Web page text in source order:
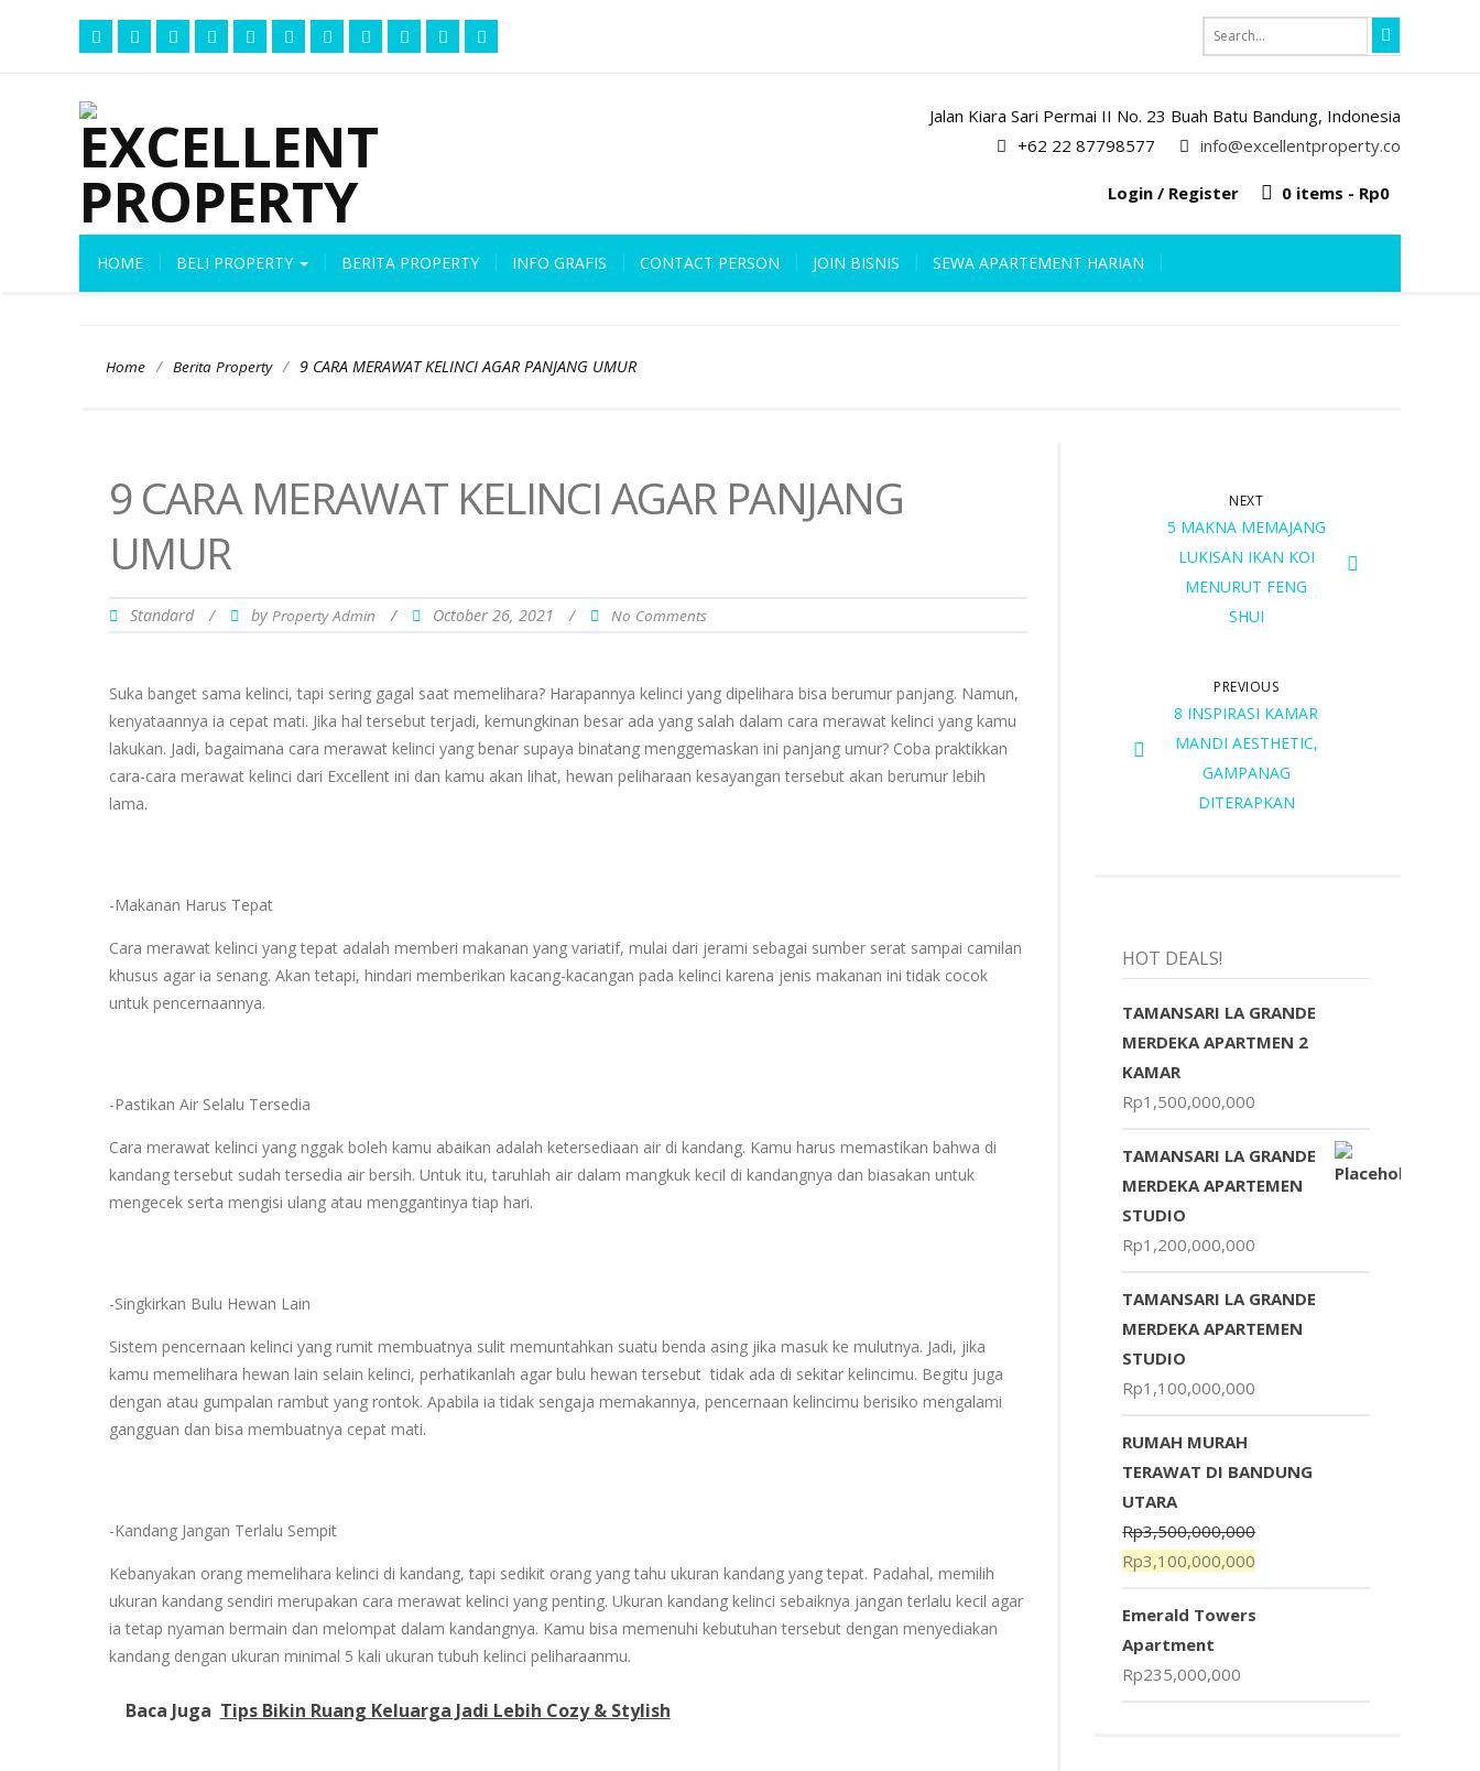
Jalan Kiara Sari Permai II No. 23 Buah Batu Bandung, Indonesia
+62 22 87798577
info@excellentproperty.co
0 items - Rp0
Login / Register
HOME BELI PROPERTY BERITA PROPERTY INFO GRAFIS CONTACT PERSON JOIN BISNIS SEWA APARTEMENT HARIAN
Home / Berita Property / 9 CARA MERAWAT KELINCI AGAR PANJANG UMUR
9 CARA MERAWAT KELINCI AGAR PANJANG
UMUR
Standard / by Property Admin / October 26, 2021 / No Comments
Suka banget sama kelinci, tapi sering gagal saat memelihara? Harapannya kelinci yang dipelihara bisa berumur panjang. Namun,
kenyataannya ia cepat mati. Jika hal tersebut terjadi, kemungkinan besar ada yang salah dalam cara merawat kelinci yang kamu
lakukan. Jadi, bagaimana cara merawat kelinci yang benar supaya binatang menggemaskan ini panjang umur? Coba praktikkan
cara-cara merawat kelinci dari Excellent ini dan kamu akan lihat, hewan peliharaan kesayangan tersebut akan berumur lebih
lama.
-Makanan Harus Tepat
Cara merawat kelinci yang tepat adalah memberi makanan yang variatif, mulai dari jerami sebagai sumber serat sampai camilan
khusus agar ia senang. Akan tetapi, hindari memberikan kacang-kacangan pada kelinci karena jenis makanan ini tidak cocok
untuk pencernaannya.
-Pastikan Air Selalu Tersedia
Cara merawat kelinci yang nggak boleh kamu abaikan adalah ketersediaan air di kandang. Kamu harus memastikan bahwa di
kandang tersebut sudah tersedia air bersih. Untuk itu, taruhlah air dalam mangkuk kecil di kandangnya dan biasakan untuk
mengecek serta mengisi ulang atau menggantinya tiap hari.
-Singkirkan Bulu Hewan Lain
Sistem pencernaan kelinci yang rumit membuatnya sulit memuntahkan suatu benda asing jika masuk ke mulutnya. Jadi, jika
kamu memelihara hewan lain selain kelinci, perhatikanlah agar bulu hewan tersebut tidak ada di sekitar kelincimu. Begitu juga
dengan atau gumpalan rambut yang rontok. Apabila ia tidak sengaja memakannya, pencernaan kelincimu berisiko mengalami
gangguan dan bisa membuatnya cepat mati.
-Kandang Jangan Terlalu Sempit
Kebanyakan orang memelihara kelinci di kandang, tapi sedikit orang yang tahu ukuran kandang yang tepat. Padahal, memilih
ukuran kandang sendiri merupakan cara merawat kelinci yang penting. Ukuran kandang kelinci sebaiknya jangan terlalu kecil agar
ia tetap nyaman bermain dan melompat dalam kandangnya. Kamu bisa memenuhi kebutuhan tersebut dengan menyediakan
kandang dengan ukuran minimal 5 kali ukuran tubuh kelinci peliharaanmu.
Baca Juga Tips Bikin Ruang Keluarga Jadi Lebih Cozy & Stylish
NEXT
5 MAKNA MEMAJANG
LUKISAN IKAN KOI
MENURUT FENG
SHUI
PREVIOUS
8 INSPIRASI KAMAR
MANDI AESTHETIC,
GAMPANAG
DITERAPKAN
HOT DEALS!
TAMANSARI LA GRANDE
MERDEKA APARTMEN 2
KAMAR
Rp1,500,000,000
TAMANSARI LA GRANDE
MERDEKA APARTEMEN
STUDIO
Rp1,200,000,000
TAMANSARI LA GRANDE
MERDEKA APARTEMEN
STUDIO
Rp1,100,000,000
RUMAH MURAH
TERAWAT DI BANDUNG
UTARA
Rp3,500,000,000
Rp3,100,000,000
Emerald Towers
Apartment
Rp235,000,000